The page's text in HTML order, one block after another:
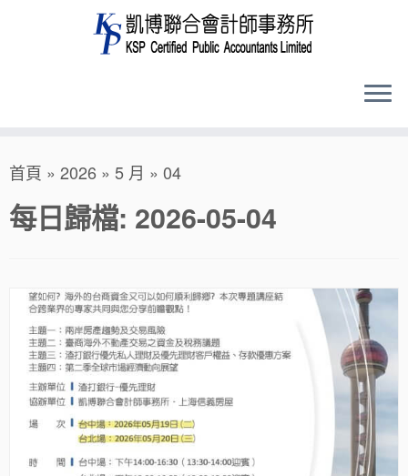
to
content
首頁 » 2026 » 5 月 » 04
每日歸檔: 2026-05-04